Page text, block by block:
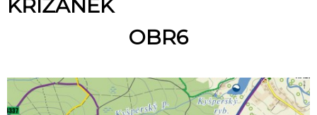
KŘIŽÁNEK
OBR6